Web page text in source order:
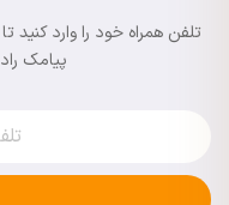
تلفن همراه خود را وارد کنید
پیامک